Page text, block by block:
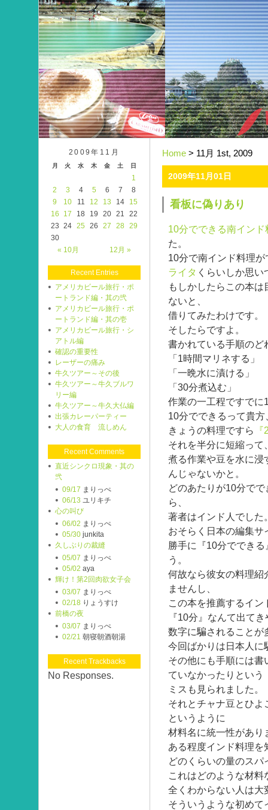
Home > 11月 1st, 2009
2009年11月01日
看板に偽りあり
10分でできる南インド
た。
10分で南インド料理
ライタ くらいしか思
もしかしたらこの本
ないと、
借りてみたわけです。
そしたらですよ。
書かれている手順のど
「1時間マリネする」
「一晩水に漬ける」
「30分煮込む」
作業の一工程ですでに
10分でできるって貴方
きょうの料理ですら
それを半分に短縮って
煮る作業や豆を水に浸
んじゃないかと。
どのあたりが10分で
ら、
著者はインド人でした
おそらく日本の編集サ
勝手に『10分ででき
う。
何故なら彼女の料理紹
ませんし、
この本を推薦するイ
『10分』なんて出て
数字に騙されることが
今回ばかりは日本人に
その他にも手順には
ていなかったりという
ミスも見られました。
それとチャナ豆とひ
というように
材料名に統一性があり
ある程度インド料理を
どのくらいの量のス
これはどのような材
全くわからない人は大
そういうような初め
2009年11月
月 火 水 木 金 土 日
« 10月 12月 »
1
2
3 4 5 6 7
8
9
10 11 12 13 14
15
16
17 18 19 20 21
22
23 24 25 26 27 28 29
30
Recent Entries
アメリカビール旅行・ポ
ートランド編・其の弐
アメリカビール旅行・ポ
ートランド編・其の壱
アメリカビール旅行・シ
アトル編
確認の重要性
レーザーの痛み
牛久ツアー～その後
牛久ツアー～牛久ブルワ
リー編
牛久ツアー～牛久大仏編
出張カレーパーティー
大人の食育 流しめん
Recent Comments
直近シンクロ現象・其の
弐
09/17 まりっぺ
06/13 ユリキチ
心の叫び
06/02 まりっぺ
05/30 junkita
久しぶりの裁縫
05/07 まりっぺ
05/02 aya
輝け！第2回肉欲女子会
03/07 まりっぺ
02/18 りょうすけ
前橋の夜
03/07 まりっぺ
02/21 朝寝朝酒朝湯
Recent Trackbacks
No Responses.